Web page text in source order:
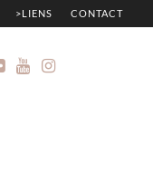
>LIENS CONTACT